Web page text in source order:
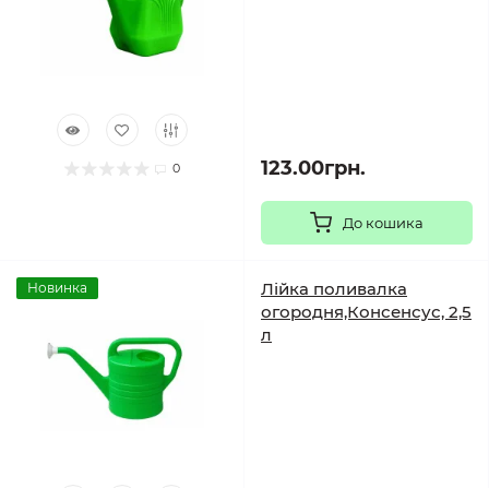
0 123.00грн.
До кошика
Новинка
Лійка поливалка
огородня,Консенсус, 2,5
л